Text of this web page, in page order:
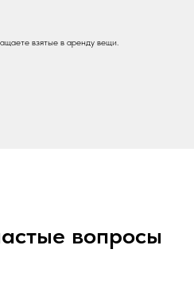
взятые в аренду вещи.
вопросы